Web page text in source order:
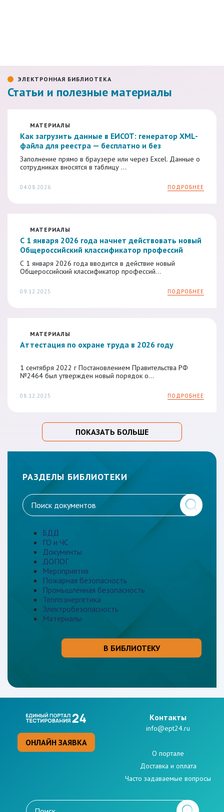
ЭЛЕКТРОННАЯ БИБЛИОТЕКА
Статьи и полезные материалы
МАТЕРИАЛЫ
Как загрузить данные в ЕИСОТ: генератор XML-
файла для реестра — бесплатно и без
регистрации
Заполнение прямо в браузере или через Excel. Данные о
сотрудниках вносятся в таблицу ...
04.08.2026 ПОДРОБНЕЕ
МАТЕРИАЛЫ
С 1 января 2026 года начнет действовать новый
Общероссийский классификатор профессий
рабочих, должностей служащих и тарифных
разрядов
С 1 января 2026 года вводится в действие новый
Общероссийский классификатор профессий...
09.12.2025 ПОДРОБНЕЕ
МАТЕРИАЛЫ
Аттестация по охране труда в 2026 году
1 сентября 2022 г Постановлением Правительства РФ
№2464 был утвержден новый порядок о...
08.12.2025 ПОДРОБНЕЕ
ПОКАЗАТЬ БОЛЬШЕ
РАЗДЕЛЫ БИБЛИОТЕКИ
БДД
ГО и ЧС
Документы
ДОПОГ
Мероприятия
Пожарная безопасность
Промышленная безопасность
Теплоэнергетика
Электробезопасность
Материалы
В БИБЛИОТЕКУ
ОНЛАЙН ЗАЯВКА
Kонтакты
info@ept24.ru
О портале
Доставка и оплата
Часто задаваемые вопросы